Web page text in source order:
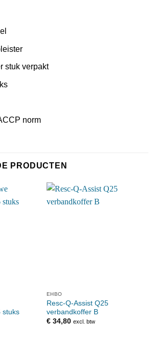
stuk verpakt
norm
PRODUCTEN
stuks
EHBO
Resc-Q-Assist Q25
verbandkoffer B
€34,80 excl. btw